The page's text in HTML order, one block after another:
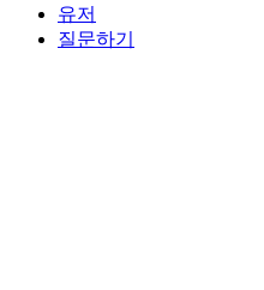
유저
질문하기